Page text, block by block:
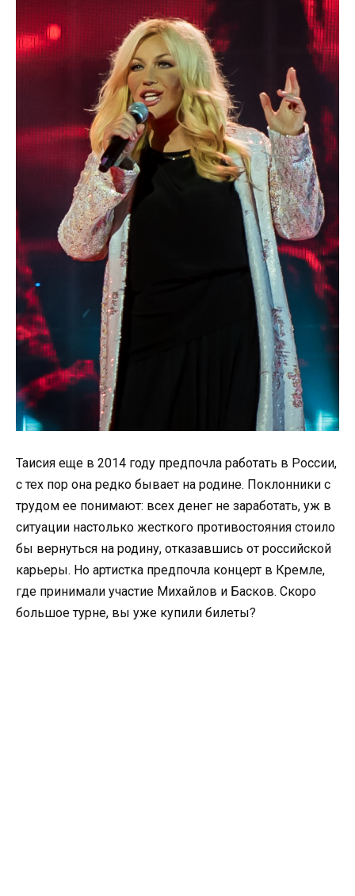
Таисия еще в 2014 году предпочла работать в России,
с тех пор она редко бывает на родине. Поклонники с
трудом ее понимают: всех денег не заработать, уж в
ситуации настолько жесткого противостояния стоило
бы вернуться на родину, отказавшись от российской
карьеры. Но артистка предпочла концерт в Кремле,
где принимали участие Михайлов и Басков. Скоро
большое турне, вы уже купили билеты?